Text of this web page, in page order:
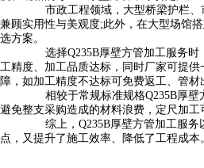
市政工程领域，大型桥梁护栏、市
兼顾实用性与美观度;此外，在大型场馆
选方案。
选择Q235B厚壁方管加工服务时
工精度、加工品质达标，同时厂家可提
障，如加工精度不达标可免费返工、管
相较于常规标准规格Q235B厚壁
避免整支采购造成的材料浪费，定尺加
综上，Q235B厚壁方管加工服务
点，又提升了施工效率、降低了工程成